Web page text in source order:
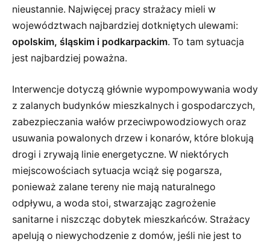
nieustannie. Najwięcej pracy strażacy mieli w
województwach najbardziej dotkniętych ulewami:
opolskim, śląskim i podkarpackim. To tam sytuacja
jest najbardziej poważna.
Interwencje dotyczą głównie wypompowywania wody
z zalanych budynków mieszkalnych i gospodarczych,
zabezpieczania wałów przeciwpowodziowych oraz
usuwania powalonych drzew i konarów, które blokują
drogi i zrywają linie energetyczne. W niektórych
miejscowościach sytuacja wciąż się pogarsza,
ponieważ zalane tereny nie mają naturalnego
odpływu, a woda stoi, stwarzając zagrożenie
sanitarne i niszcząc dobytek mieszkańców. Strażacy
apelują o niewychodzenie z domów, jeśli nie jest to